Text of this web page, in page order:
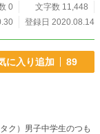
0
文字数 11,448
登録日 2020.08.14
に入り追加 89
ク）男子中学生のつも